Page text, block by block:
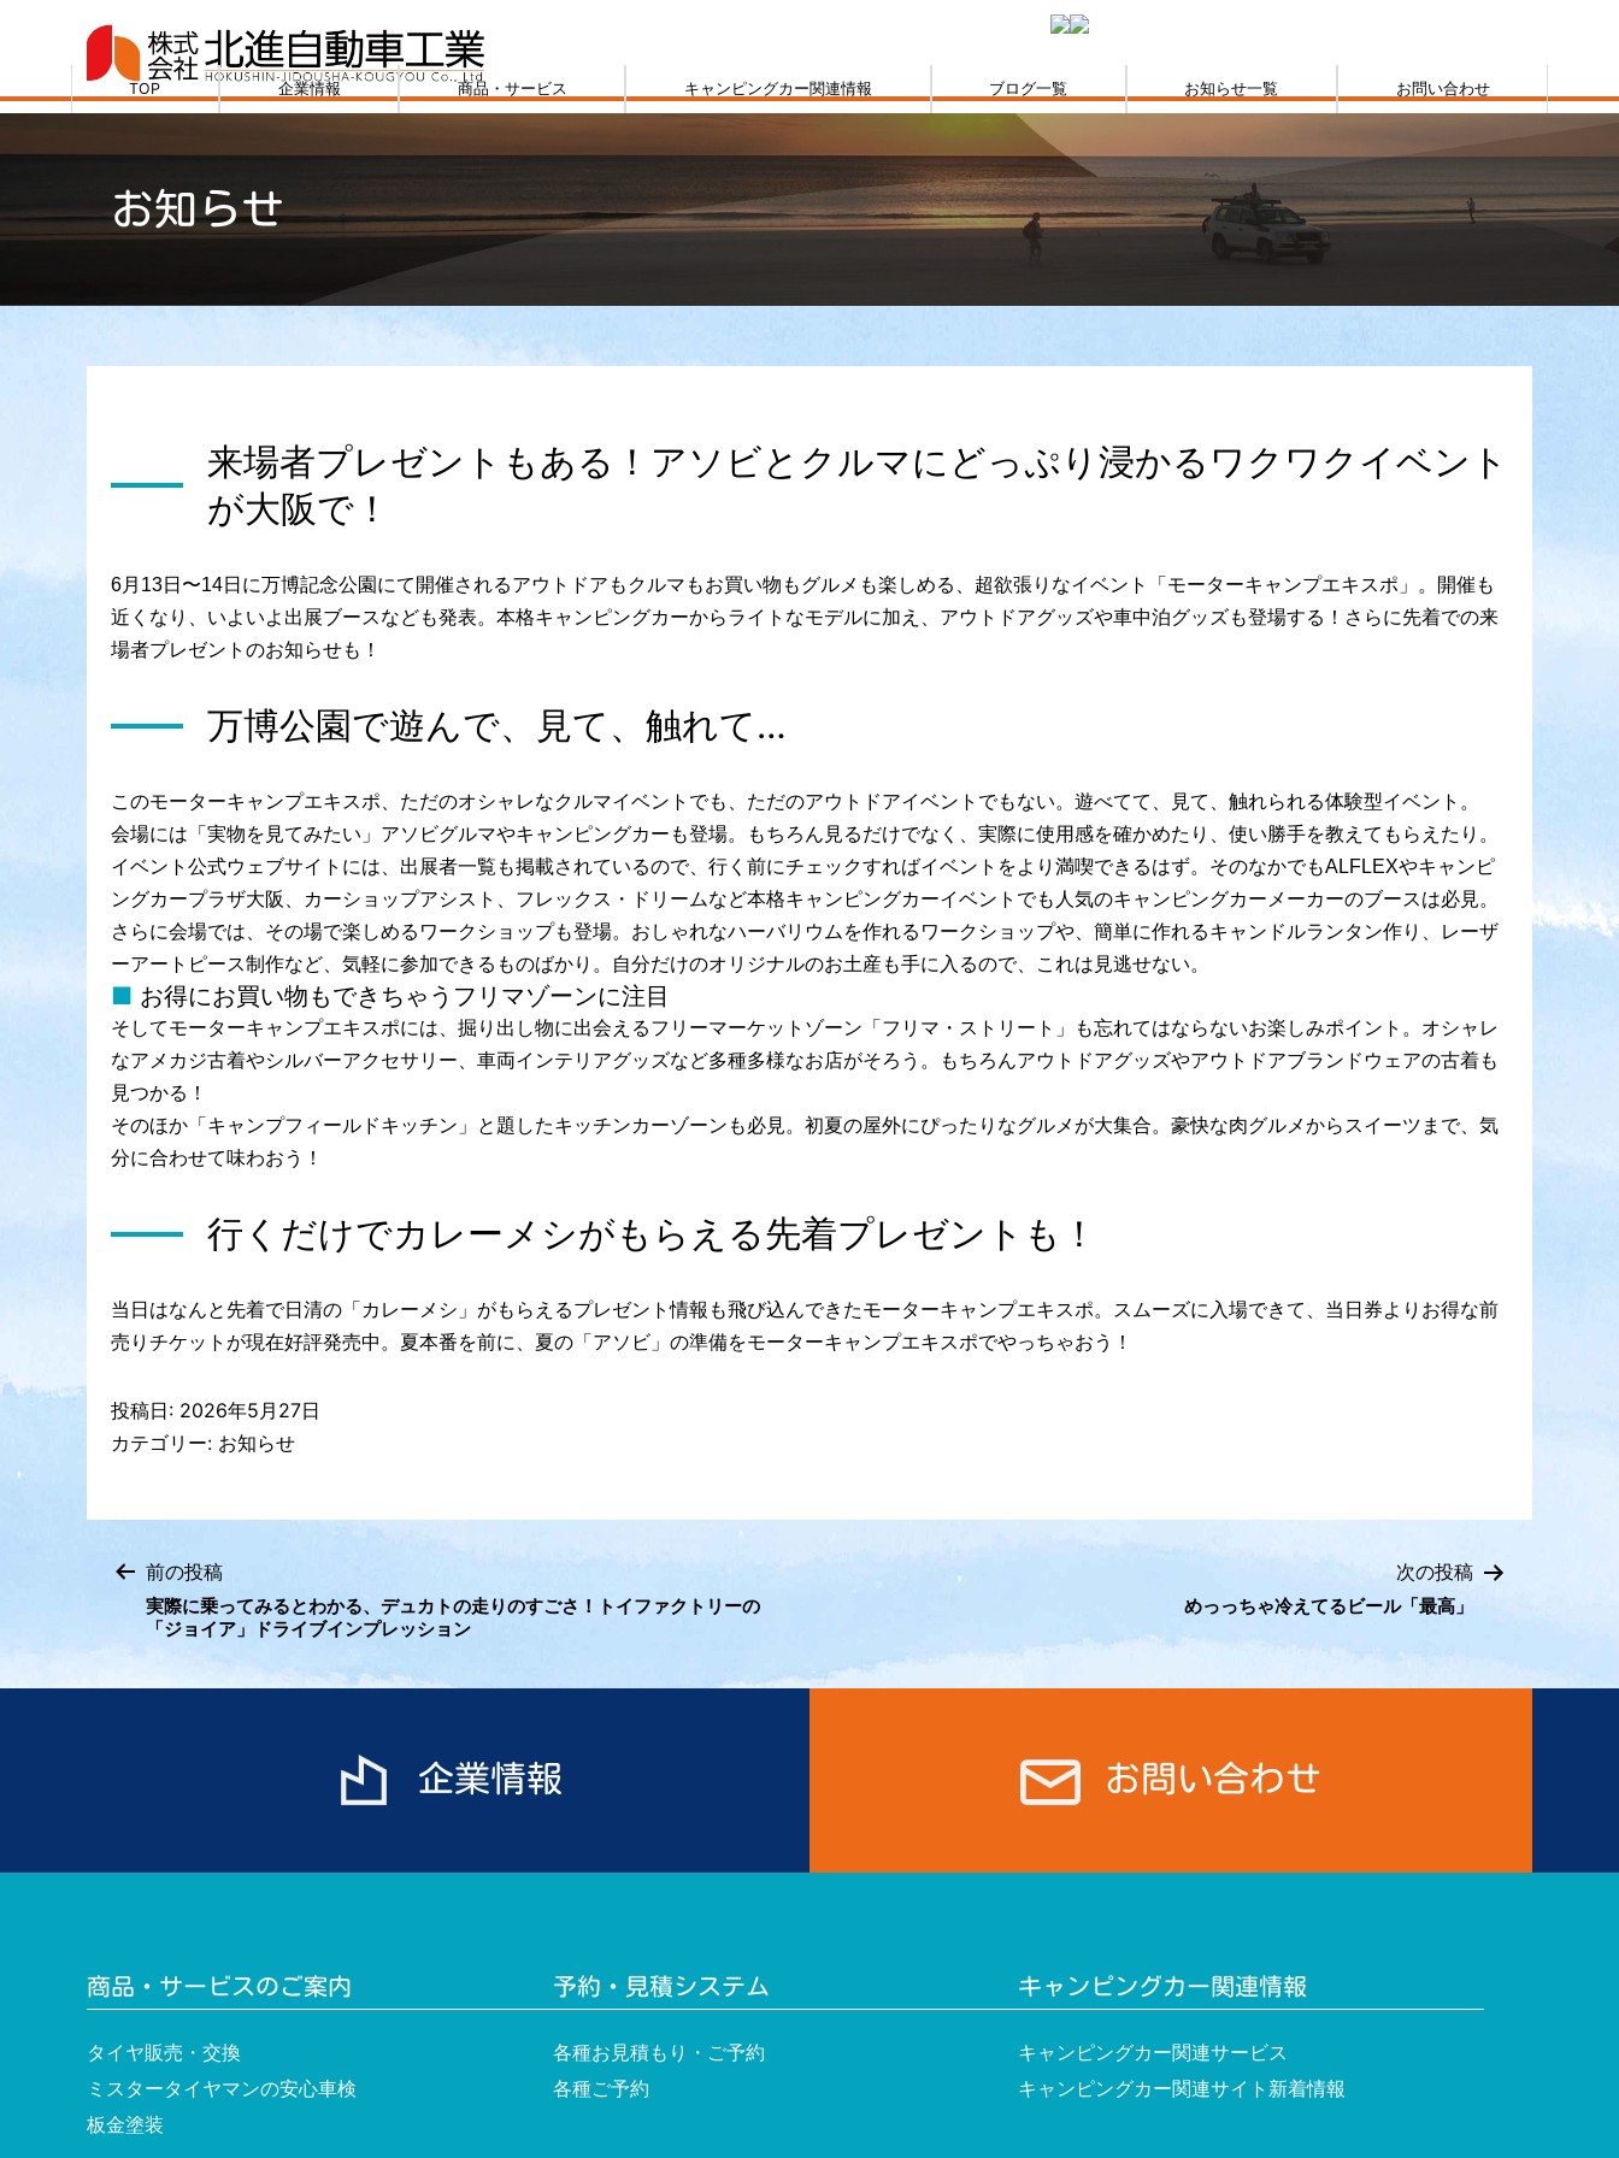
ン
キ
プ
株
社
北
自
TOP 企業情報 商品・サービス キャンピングカー関連情報 ブログ一覧 お知らせ一覧 お問い合わせ
お知らせ
来場者プレゼントもある！アソビとクルマにどっぷり浸かるワクワクイベント
が大阪で！
6月13日〜14日に万博記念公園にて開催されるアウトドアもクルマもお買い物もグルメも楽しめる、超欲張りなイベント「モーターキャンプエキスポ」。開催も
近くなり、いよいよ出展ブースなども発表。本格キャンピングカーからライトなモデルに加え、アウトドアグッズや車中泊グッズも登場する！さらに先着での来
場者プレゼントのお知らせも！
万博公園で遊んで、見て、触れて…
このモーターキャンプエキスポ、ただのオシャレなクルマイベントでも、ただのアウトドアイベントでもない。遊べてて、見て、触れられる体験型イベント。
会場には「実物を見てみたい」アソビグルマやキャンピングカーも登場。もちろん見るだけでなく、実際に使用感を確かめたり、使い勝手を教えてもらえたり。
イベント公式ウェブサイトには、出展者一覧も掲載されているので、行く前にチェックすればイベントをより満喫できるはず。そのなかでもALFLEXやキャンピ
ングカープラザ大阪、カーショップアシスト、フレックス・ドリームなど本格キャンピングカーイベントでも人気のキャンピングカーメーカーのブースは必見。
さらに会場では、その場で楽しめるワークショップも登場。おしゃれなハーバリウムを作れるワークショップや、簡単に作れるキャンドルランタン作り、レーザ
ーアートピース制作など、気軽に参加できるものばかり。自分だけのオリジナルのお土産も手に入るので、これは見逃せない。
お得にお買い物もできちゃうフリマゾーンに注目
そしてモーターキャンプエキスポには、掘り出し物に出会えるフリーマーケットゾーン「フリマ・ストリート」も忘れてはならないお楽しみポイント。オシャレ
なアメカジ古着やシルバーアクセサリー、車両インテリアグッズなど多種多様なお店がそろう。もちろんアウトドアグッズやアウトドアブランドウェアの古着も
見つかる！
そのほか「キャンプフィールドキッチン」と題したキッチンカーゾーンも必見。初夏の屋外にぴったりなグルメが大集合。豪快な肉グルメからスイーツまで、気
分に合わせて味わおう！
行くだけでカレーメシがもらえる先着プレゼントも！
当日はなんと先着で日清の「カレーメシ」がもらえるプレゼント情報も飛び込んできたモーターキャンプエキスポ。スムーズに入場できて、当日券よりお得な前
売りチケットが現在好評発売中。夏本番を前に、夏の「アソビ」の準備をモーターキャンプエキスポでやっちゃおう！
投稿日: 2026年5月27日
カテゴリー: お知らせ
投
稿
ン
前の投稿
実際に乗ってみるとわかる、デュカトの走りのすごさ！トイファクトリーの
「ジョイア」ドライブインプレッション
次の投稿
めっっちゃ冷えてるビール「最高」
企業情報 お問い合わせ
商品・サービスのご案内
タイヤ販売・交換
ミスタータイヤマンの安心車検
板金塗装
予約・見積システム
各種お見積もり・ご予約
各種ご予約
キャンピングカー関連情報
キャンピングカー関連サービス
キャンピングカー関連サイト新着情報